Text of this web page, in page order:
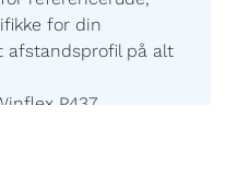
for din
afstandsprofil på alt
P437.